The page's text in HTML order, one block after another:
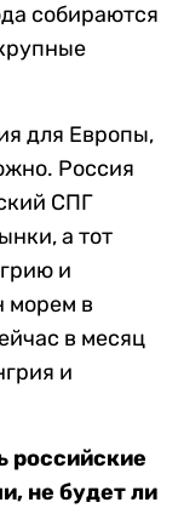
собираются
для Европы,
Россия
СПГ
а тот
и
морем в
в месяц
и
российские
не будет ли